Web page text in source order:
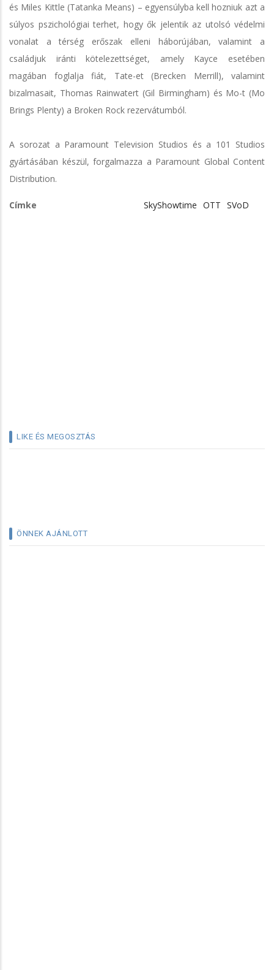
és Miles Kittle (Tatanka Means) – egyensúlyba kell hozniuk azt a
súlyos pszichológiai terhet, hogy ők jelentik az utolsó védelmi
vonalat a térség erőszak elleni háborújában, valamint a
családjuk iránti kötelezettséget, amely Kayce esetében
magában foglalja fiát, Tate-et (Brecken Merrill), valamint
bizalmasait, Thomas Rainwatert (Gil Birmingham) és Mo-t (Mo
Brings Plenty) a Broken Rock rezervátumból.
A sorozat a Paramount Television Studios és a 101 Studios
gyártásában készül, forgalmazza a Paramount Global Content
Distribution.
Címke SkyShowtime OTT SVoD
LIKE ÉS MEGOSZTÁS
ÖNNEK AJÁNLOTT